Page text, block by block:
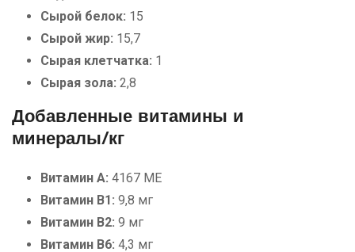
Сырой белок: 15
Сырой жир: 15,7
Сырая клетчатка: 1
Сырая зола: 2,8
Добавленные витамины и
минералы/кг
Витамин А: 4167 МЕ
Витамин B1: 9,8 мг
Витамин B2: 9 мг
Витамин B6: 4,3 мг